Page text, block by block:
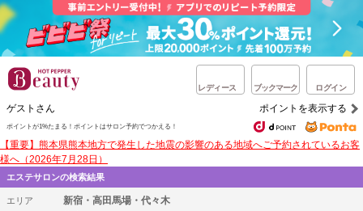
レディース ブックマーク ログイン
ゲストさん ポイントを表示する
ポイントが1%たまる！ ポイントはサロン予約でつかえる！
【重要】熊本県熊本地方で発生した地震の影響のある地域へご予約されているお客
様へ（2026年7月28日）
エステサロンの検索結果
エリア 新宿・高田馬場・代々木